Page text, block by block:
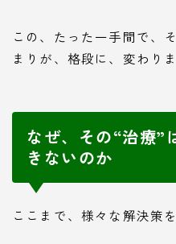
この、たった一手間で、
まりが、格段に、変わりま
なぜ、その“治療”
きないのか
ここまで、様々な解決策